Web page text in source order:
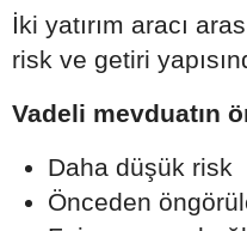
İki yatırım aracı
risk ve getiri
Vadeli mevduatın
Daha düşük risk
Önceden